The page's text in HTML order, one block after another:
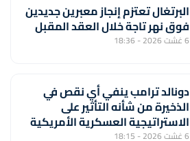
البرتغال تعتزم إنجاز معبرين جديدين
فوق نهر تاجة خلال العقد المقبل
6 غشت 2026 - 18:36
دونالد ترامب ينفي أي نقص في
الذخيرة من شأنه التأثير على
الاستراتيجية العسكرية الأمريكية
6 غشت 2026 - 18:15